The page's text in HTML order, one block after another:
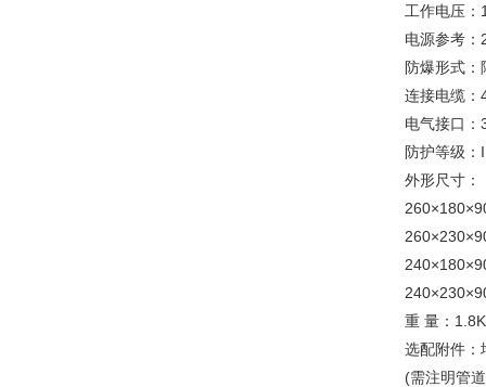
工作电压：
电源参考：
防爆形式：
连接电缆：
电气接口
防护等级：
外形尺寸：
重 量：
选配附件：
(需注明管